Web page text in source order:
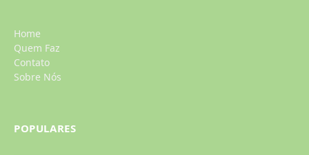
Home
Quem Faz
Contato
Sobre Nós
POPULARES